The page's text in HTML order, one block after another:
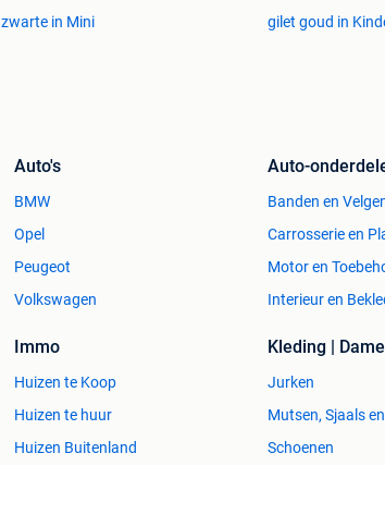
zwarte in Mini gilet goud in
Auto's
BMW
Opel
Peugeot
Volkswagen
Auto-
Banden en
Carrosserie en
Motor en
Interieur en
Immo
Huizen te Koop
Huizen te huur
Huizen Buitenland
Kleding |
Jurken
Mutsen, Sjaals
Schoenen